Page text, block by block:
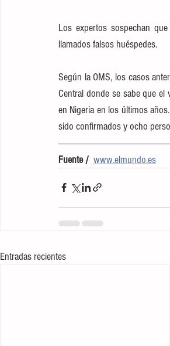
Los expertos sospechan
llamados falsos huéspedes.
Según la OMS, los casos
Central donde se sabe que el
en Nigeria en los últimos
sido confirmados y ocho
Fuente / www.elmundo.es
Entradas recientes